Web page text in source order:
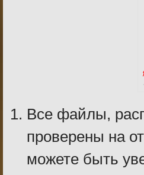
Все файлы,
проверены на
можете быть